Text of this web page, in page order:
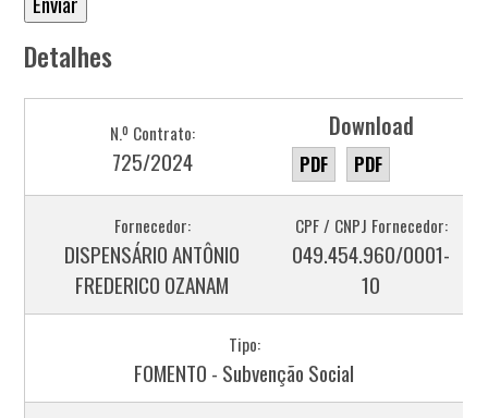
Detalhes
N.º Contrato:
725/2024
Download
PDF PDF
Fornecedor:
DISPENSÁRIO ANTÔNIO
FREDERICO OZANAM
CPF / CNPJ Fornecedor:
049.454.960/0001-
10
Tipo:
FOMENTO - Subvenção Social